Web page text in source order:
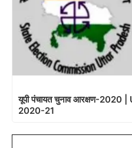
यूपी पंचायत चुनाव आरक्षण-
2020-21